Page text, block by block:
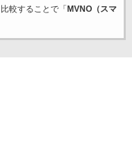
較することで「 MVNO（スマ